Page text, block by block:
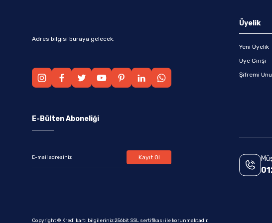
Adres bilgisi buraya gelecek.
Üyelik
Yeni Üyelik
Üye Girişi
Şifremi
E-Bülten Aboneliği
Kayıt Ol
Copyright © Kredi kartı bilgileriniz 256bit SSL sertifikası ile korunmaktadır.